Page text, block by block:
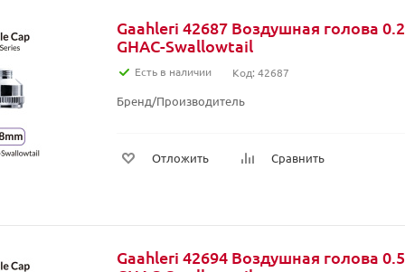
Gaahleri 42687 Воздушная голова
GHAC-Swallowtail
Есть в наличии Код: 42687
Бренд/Производитель
Отложить Сравнить
Gaahleri 42694 Воздушная голова